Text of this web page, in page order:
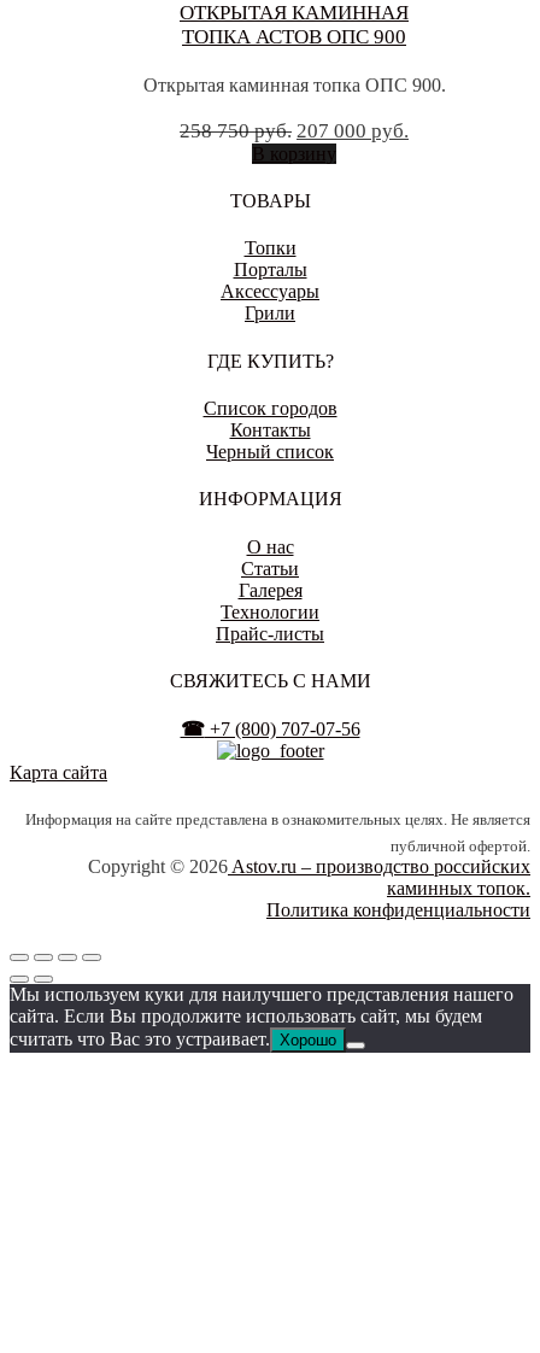
ОТКРЫТАЯ КАМИННАЯ
ТОПКА АСТОВ ОПС 900
Открытая каминная топка ОПС 900.
258 750руб. Первоначальная
цена
составляла
258
750 руб..
207 000 руб.
цена:
В корзину
ТОВАРЫ
Топки
Порталы
Аксессуары
Грили
ГДЕ КУПИТЬ?
Список городов
Контакты
Черный список
ИНФОРМАЦИЯ
О нас
Статьи
Галерея
Технологии
Прайс-листы
СВЯЖИТЕСЬ С НАМИ
☎+7 (800) 707-07-56
Карта сайта
Информация на сайте представлена в ознакомительных целях. Не является
публичной офертой.
Copyright © 2026Astov.ru – производство российских
каминных топок.
Политика конфиденциальности
Мы используем куки для наилучшего представления нашего
сайта. Если Вы продолжите использовать сайт, мы будем
считать что Вас это устраивает. Хорошо